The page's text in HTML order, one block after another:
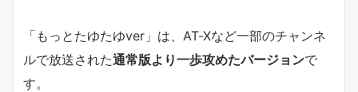
「もっとたゆたゆver」は、AT-Xなど一部のチャンネ
ルで放送された通常版より一歩攻めたバージョンで
す。